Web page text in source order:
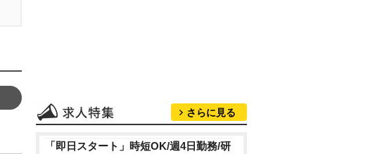
さらに見る
「即日スタート」時短OK/週4日勤務/研